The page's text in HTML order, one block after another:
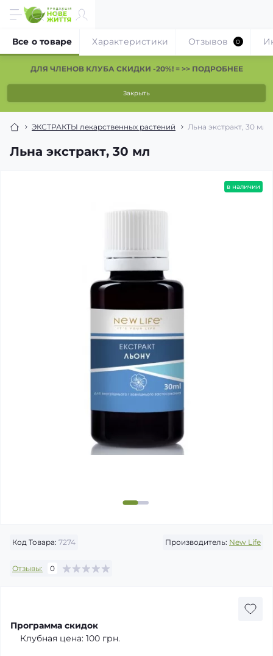
ДЛЯ ЧЛЕНОВ КЛУБА СКИДКИ -20%! = >> ПОДРОБНЕЕ
Закрыть
ЭКСТРАКТЫ лекарственных растений Льна экстракт, 30 мл
Льна экстракт, 30 мл
Все о товаре Характеристики Отзывов 0
в наличии
Код Товара: 7274 Производитель: New Life
Отзывы: 0
Программа скидок
Клубная цена: 100 грн.